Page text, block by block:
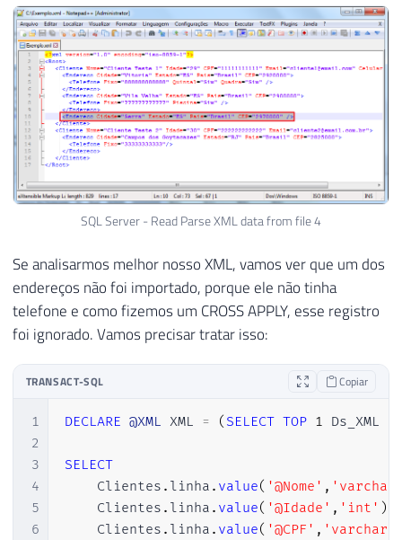
SQL Server - Read Parse XML data from file 4
Se analisarmos melhor nosso XML, vamos ver que um dos
endereços não foi importado, porque ele não tinha
telefone e como fizemos um CROSS APPLY, esse registro
foi ignorado. Vamos precisar tratar isso:
TRANSACT-SQL Copiar
1
2
3
4
5
6
DECLARE @XML XML = ( SELECT TOP 1 Ds_XML
SELECT
    Clientes
. linha . value( '@Nome' ,
    Clientes
. linha . value( '@Idade' , 'int' )
    Clientes
. linha . value( '@CPF' ,